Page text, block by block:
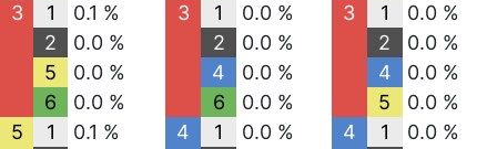
3
1
0.1 %
2
0.0 %
5
0.0 %
6
0.0 %
5
1
0.1 %
3
1
0.0 %
2
0.0 %
4
0.0 %
6
0.0 %
4
1
0.0 %
3
1
0.0 %
2
0.0 %
4
0.0 %
5
0.0 %
4
1
0.0 %